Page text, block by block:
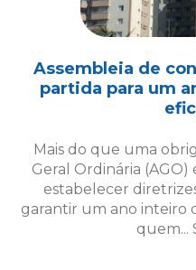
Mais do que uma
Geral Ordinária
garantir um ano inteiro
quem...